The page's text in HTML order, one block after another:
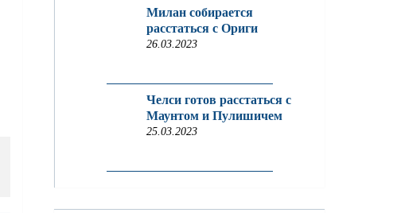
Милан собирается
расстаться с Ориги
26.03.2023
Челси готов расстаться с
Маунтом и Пулишичем
25.03.2023